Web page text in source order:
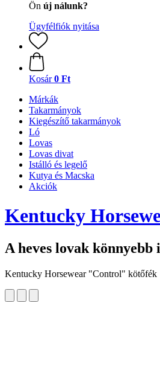
Ön új nálunk?
Ügyfélfiók nyitása
Kosár 0 Ft
Márkák
Takarmányok
Kiegészítő takarmányok
Ló
Lovas
Lovas divat
Istálló és legelő
Kutya és Macska
Akciók
Kentucky
A heves lovak könnyebb
Kentucky Horsewear "Control" kötőfék